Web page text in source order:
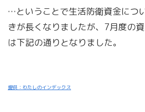
…ということで生活防衛資金につ
きが長くなりましたが、7月度の
は下記の通りとなりました。
提供：わたしのインデックス